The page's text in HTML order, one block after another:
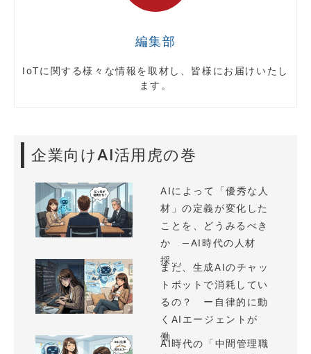
編集部
IoTに関する様々な情報を取材し、皆様にお届けいたし
ます。
企業向けAI活用虎の巻
AIによって「優秀な人
材」の定義が変化した
ことを、どうみるべき
か —AI時代の人材
採...
まだ、生成AIのチャッ
トボットで消耗してい
るの？ ー自律的に動
くAIエージェントが
働...
AI時代の「中間管理職